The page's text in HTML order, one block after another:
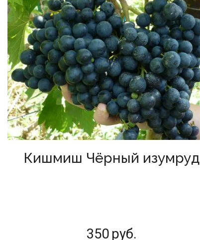
Кишмиш Чёрный изумруд
350 руб.